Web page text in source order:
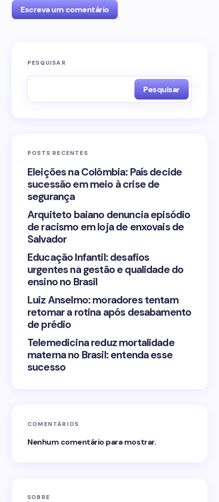
Escreva um comentário
O seu endereço de e-mail não será publicado.
Your Comment *
Save my name and email in this browser for the
Submit Comment
PESQUISAR
Pesquisar
POSTS RECENTES
Eleições na Colômbia: País decide
sucessão em meio à crise de
segurança
Arquiteto baiano denuncia episódio
de racismo em loja de enxovais de
Salvador
Educação Infantil: desafios
urgentes na gestão e qualidade do
ensino no Brasil
Luiz Anselmo: moradores tentam
retomar a rotina após desabamento
de prédio
Telemedicina reduz mortalidade
materna no Brasil: entenda esse
sucesso
COMENTÁRIOS
Nenhum comentário para mostrar.
SOBRE